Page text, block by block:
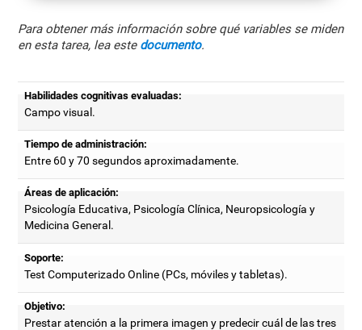
Para obtener más información sobre qué variables se miden
en esta tarea, lea este documento.
Habilidades cognitivas evaluadas:
Campo visual.
Tiempo de administración:
Entre 60 y 70 segundos aproximadamente.
Áreas de aplicación:
Psicología Educativa, Psicología Clínica, Neuropsicología y
Medicina General.
Soporte:
Test Computerizado Online (PCs, móviles y tabletas).
Objetivo:
Prestar atención a la primera imagen y predecir cuál de las tres